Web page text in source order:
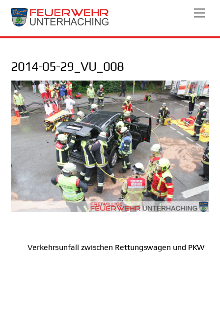
Skip
2014-05-29_VU_008
Verkehrsunfall zwischen Rettungswagen und PKW